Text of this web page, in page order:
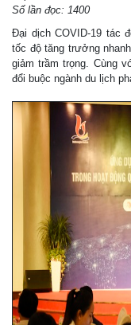
Số lần đọc: 1400
Đại dịch COVID-19 tác
tốc độ tăng trưởng
giảm trầm trọng. Cùng
đổi buộc ngành du lịch